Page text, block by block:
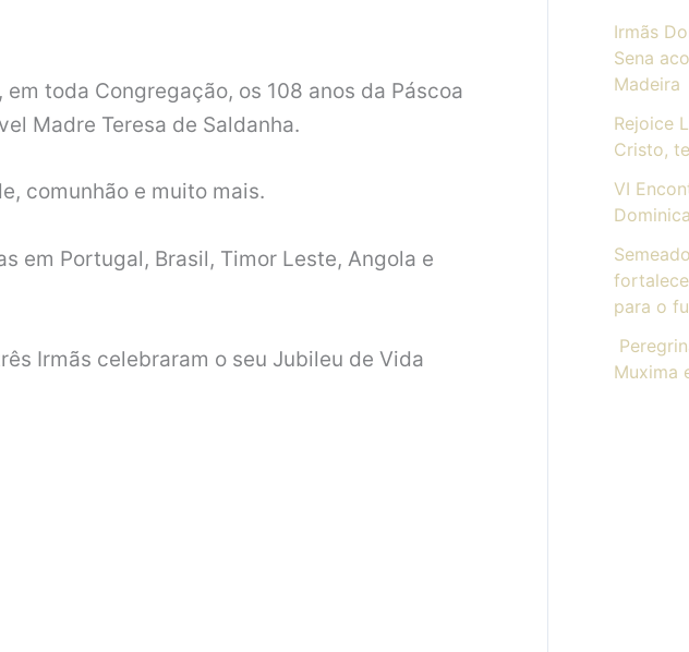
toda Congregação, os 108 anos da Páscoa
Madre Teresa de Saldanha.
comunhão e muito mais.
em Portugal, Brasil, Timor Leste, Angola e
Irmãs celebraram o seu Jubileu de Vida
Irmãs
Sena
Madeira
Rejoice
Cristo,
VI
para o
Muxima